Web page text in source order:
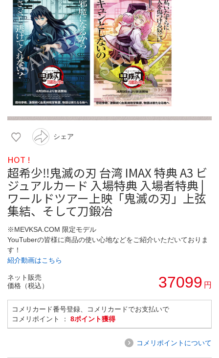
シェア
HOT !
超希少‼️鬼滅の刃 台湾 IMAX 特典 A3 ビ
ジュアルカード 入場特典 入場者特典 |
ワールドツアー上映「鬼滅の刃」上弦
集結、そして刀鍛冶
※MEVKSA.COM 限定モデル
YouTuberの皆様に商品の使い心地などをご紹介いただいておりま
す！
紹介動画はこちら
ネット販売
価格（税込）
37099 円
コメリカード番号登録、コメリカードでお支払いで
コメリポイント ： 8ポイント獲得
コメリポイントについて